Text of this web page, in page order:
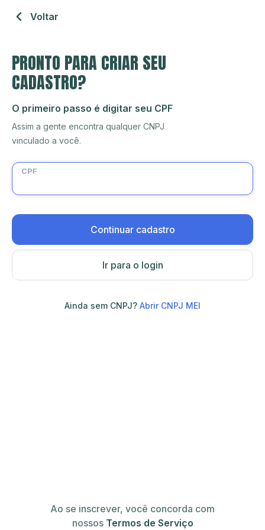
Voltar
PRONTO PARA CRIAR SEU
CADASTRO?
O primeiro passo é digitar seu CPF
Assim a gente encontra qualquer CNPJ
vinculado a você.
CPF
Continuar cadastro
Ir para o login
Ainda sem CNPJ? Abrir CNPJ MEI
Ao se inscrever, você concorda com
nossos Termos de Serviço